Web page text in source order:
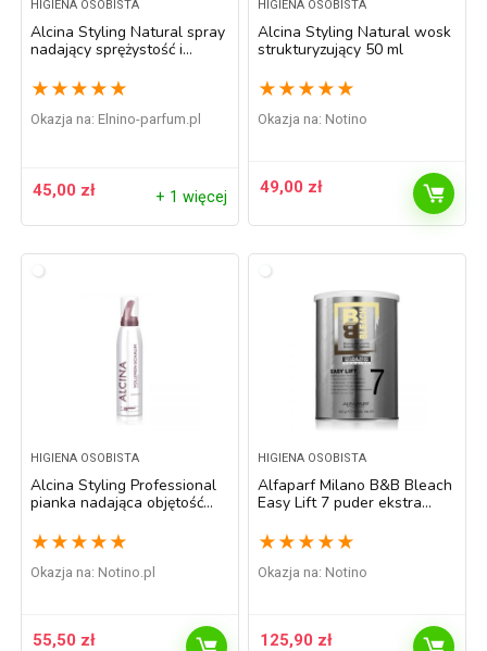
HIGIENA OSOBISTA
Alcina Styling Natural spray
nadający sprężystość i
★ ★ ★ ★ ★
Okazja na: elnino-parfum.pl
45,00 zł + 1 więcej
HIGIENA OSOBISTA
Alcina Styling Natural wosk
strukturyzujący 50 ml
★ ★ ★ ★ ★
Okazja na: Notino
49,00 zł
HIGIENA OSOBISTA
Alcina Styling Professional
pianka nadająca objętość
★ ★ ★ ★ ★
Okazja na: notino.pl
55,50 zł
HIGIENA OSOBISTA
Alfaparf Milano B&B Bleach
Easy Lift 7 puder ekstra
★ ★ ★ ★ ★
Okazja na: Notino
125,90 zł